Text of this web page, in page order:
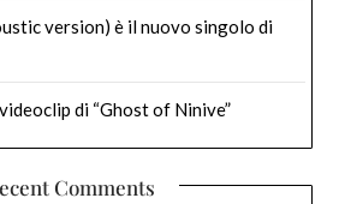
version) è il nuovo singolo di
di “Ghost of Ninive”
Comments